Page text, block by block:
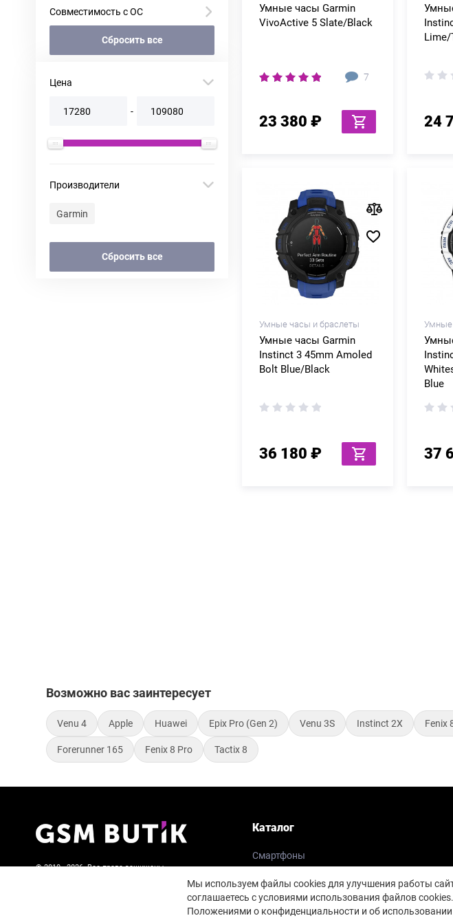
Совместимость с ОС
Сбросить все
Цена
-
Производители
Garmin
Сбросить все
Умные часы Garmin
VivoActive 5 Slate/Black
7
23 380 ₽ 24
Умные часы и браслеты
Умные часы Garmin
Instinct 3 45mm Amoled
Bolt Blue/Black
36 180 ₽
Умные
Blue
37
Возможно вас заинтересует
Venu 4 Apple Huawei Epix Pro (Gen 2) Venu 3S Instinct 2X Fenix
Forerunner 165 Fenix 8 Pro Tactix 8
© 2010 - 2026. Все права защищены.
Пользовательское соглашение и политика
Каталог
Смартфоны
Умные часы и браслеты
Мы используем файлы cookies для улучшения работы
соглашаетесь с условиями использования файлов
Положениями о конфиденциальности и об